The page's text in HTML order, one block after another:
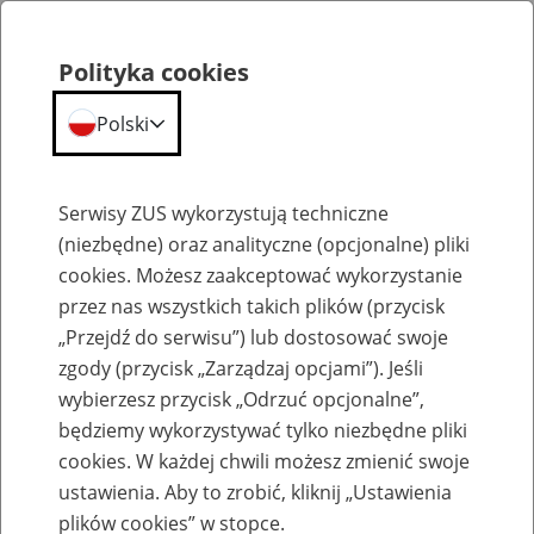
Emerytury
Baza zlikwidowanych lub
przekształconych zakładów pracy
Polityka cookies
Polski
Serwisy ZUS wykorzystują techniczne
(niezbędne) oraz analityczne (opcjonalne) pliki
cookies. Możesz zaakceptować wykorzystanie
przez nas wszystkich takich plików (przycisk
„Przejdź do serwisu”) lub dostosować swoje
zgody (przycisk „Zarządzaj opcjami”). Jeśli
wybierzesz przycisk „Odrzuć opcjonalne”,
będziemy wykorzystywać tylko niezbędne pliki
cookies. W każdej chwili możesz zmienić swoje
ustawienia. Aby to zrobić, kliknij „Ustawienia
plików cookies” w stopce.